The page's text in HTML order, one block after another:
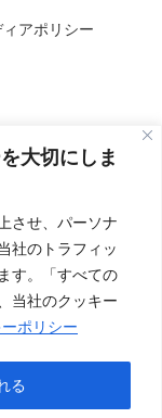
大切にしま
させ、パーソナ
社のトラフィッ
す。「すべての
当社のクッキー
ポリシー
る
アポリシー
護方針
本方針